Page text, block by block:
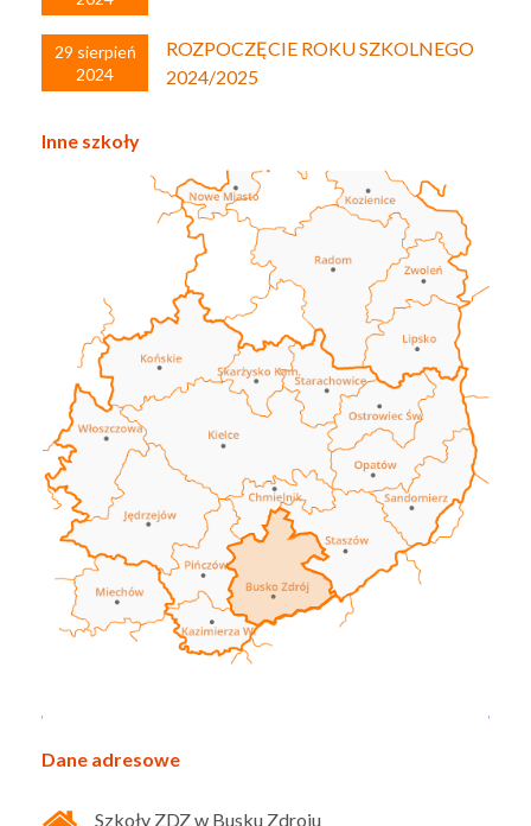
29 sierpień
2024
ROZPOCZĘCIE ROKU SZKOLNEGO
2024/2025
Inne szkoły
Dane adresowe
Szkoły ZDZ w Busku Zdroju